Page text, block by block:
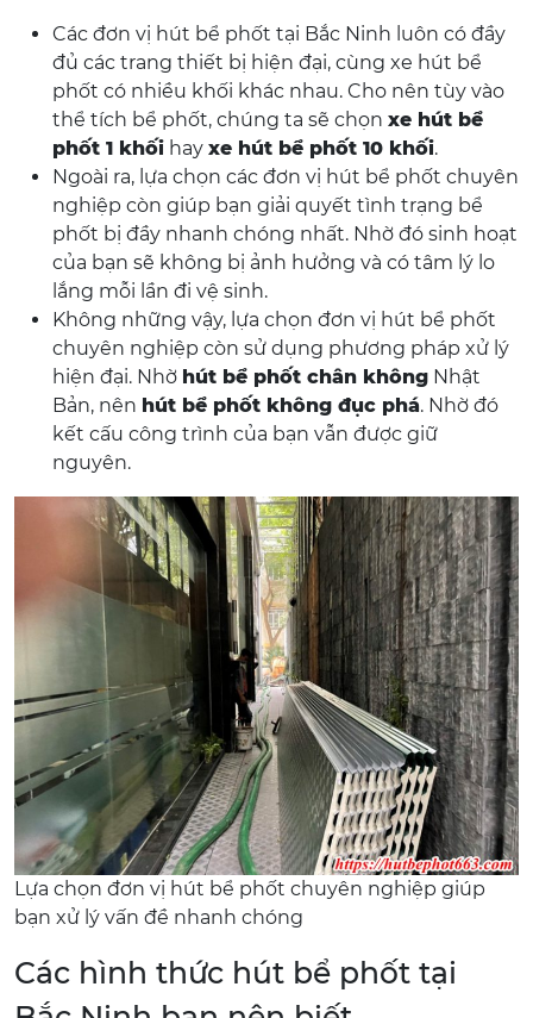
Các đơn vị hút bể phốt tại Bắc Ninh luôn có đầy
đủ các trang thiết bị hiện đại, cùng xe hút bể
phốt có nhiều khối khác nhau. Cho nên tùy vào
thể tích bể phốt, chúng ta sẽ chọn xe hút bể
phốt 1 khối hay xe hút bể phốt 10 khối.
Ngoài ra, lựa chọn các đơn vị hút bể phốt chuyên
nghiệp còn giúp bạn giải quyết tình trạng bể
phốt bị đầy nhanh chóng nhất. Nhờ đó sinh hoạt
của bạn sẽ không bị ảnh hưởng và có tâm lý lo
lắng mỗi lần đi vệ sinh.
Không những vậy, lựa chọn đơn vị hút bể phốt
chuyên nghiệp còn sử dụng phương pháp xử lý
hiện đại. Nhờ hút bể phốt chân không Nhật
Bản, nên hút bể phốt không đục phá. Nhờ đó
kết cấu công trình của bạn vẫn được giữ
nguyên.
Lựa chọn đơn vị hút bể phốt chuyên nghiệp giúp
bạn xử lý vấn đề nhanh chóng
Các hình thức hút bể phốt tại